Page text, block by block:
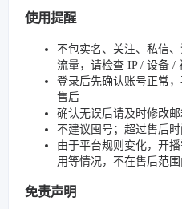
使用提醒
不包实名、关注、私信
流量，请检查 IP / 设备 /
登录后先确认账号正常
售后
确认无误后请及时修改
不建议囤号；超过售后
由于平台规则变化，开
用等情况，不在售后范围
免责声明